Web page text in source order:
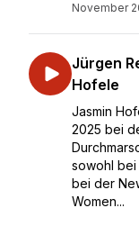
November
Jürgen
Hofele
Jasmin
2025 bei
sowohl bei
bei der
Women...